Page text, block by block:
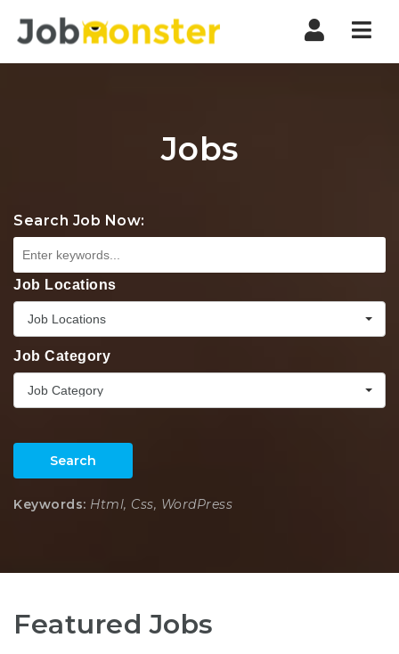
Jobs
Search Job Now:
Job Locations
Job Locations
Job Category
Job Category
Search
Keywords: Html, Css, WordPress
Featured Jobs